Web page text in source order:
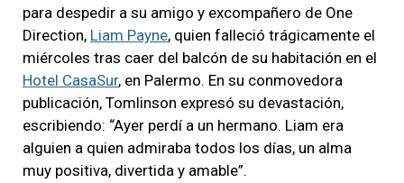
para despedir a su amigo y excompañero de One
Direction, Liam Payne, quien falleció trágicamente el
miércoles tras caer del balcón de su habitación en el
Hotel CasaSur, en Palermo. En su conmovedora
publicación, Tomlinson expresó su devastación,
escribiendo: “Ayer perdí a un hermano. Liam era
alguien a quien admiraba todos los días, un alma
muy positiva, divertida y amable”.